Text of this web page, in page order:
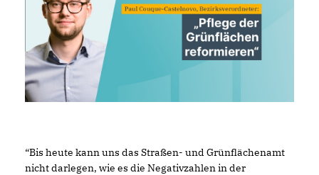
“Bis heute kann uns das Straßen- und Grünflächenamt
nicht darlegen, wie es die Negativzahlen in der